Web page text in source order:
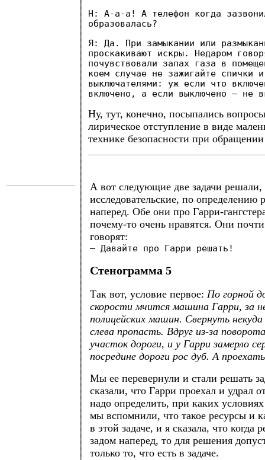
Н: А-а-а! А телефон когда
образовалась?
Я: Да. При замыкании или
проскакивают искры. Недаром
почувствовали запах газа в
коем случае не зажигайте спички
выключателями: уж если что
включено, а если выключено — не
Ну, тут, конечно, посыпались
лирическое отступление в виде
технике безопасности при обращении
А вот следующие две задачи решали,
исследовательские, по определению
наперед. Обе они про Гарри-
почему-то очень нравятся. Они
говорят:
— Давайте про Гарри решать!
Стенограмма 5
Так вот, условие первое: По горной
скорости мчится машина Гарри, за
полицейских машин. Свернуть
слева пропасть. Вдруг из-за
участок дороги, и у Гарри замерло
посредине дороги рос дуб. А
Мы ее перевернули и стали решать
сказали, что Гарри проехал и удрал
надо определить, при каких
мы вспомнили, что такое ресурсы и
в этой задаче, и я сказала, что когда
задом наперед, то для решения
только то, что есть в задаче.